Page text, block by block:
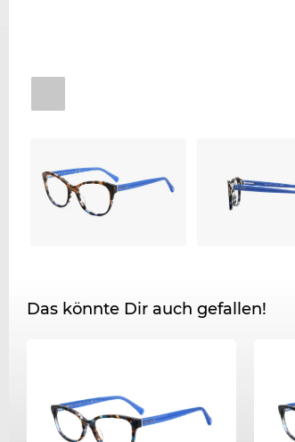
Das könnte Dir auch gefallen!